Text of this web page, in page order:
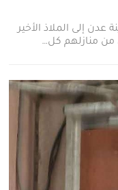
إلى الملاذ الأخير
من منازلهم كل…